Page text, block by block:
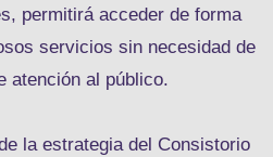
permitirá acceder de forma
servicios sin necesidad de
atención al público.
la estrategia del Consistorio